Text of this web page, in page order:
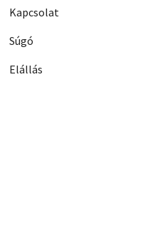
Kapcsolat
Súgó
Elállás